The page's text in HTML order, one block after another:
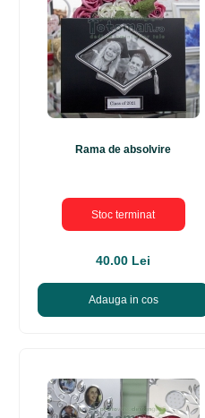
Rama de absolvire
Stoc terminat
40.00 Lei
Adauga in cos